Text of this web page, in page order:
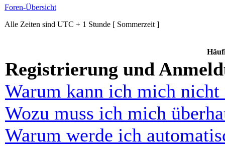
Foren-Übersicht
Alle Zeiten sind UTC + 1 Stunde [ Sommerzeit ]
Registrierung und
Warum kann ich mich nicht
Wozu muss ich mich
Warum werde ich